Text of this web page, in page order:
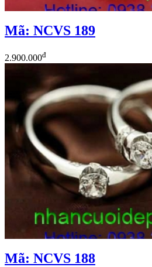
Mã: NCVS 189
2.900.000đ
Mã: NCVS 188